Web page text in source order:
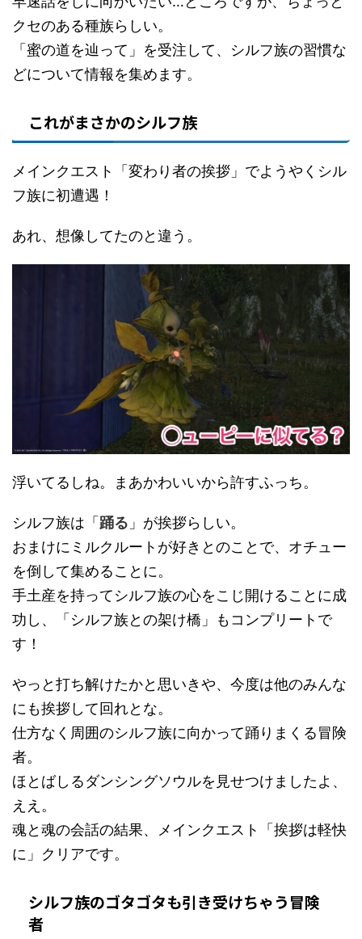
クセのある種族らしい。
「蜜の道を辿って」を受注して、シルフ族の習慣な
どについて情報を集めます。
これがまさかのシルフ族
メインクエスト「変わり者の挨拶」でようやくシル
フ族に初遭遇！
あれ、想像してたのと違う。
浮いてるしね。まあかわいいから許すふっち。
シルフ族は「 踊る 」が挨拶らしい。
おまけにミルクルートが好きとのことで、オチュー
を倒して集めることに。
手土産を持ってシルフ族の心をこじ開けることに成
功し、「シルフ族との架け橋」もコンプリートで
す！
やっと打ち解けたかと思いきや、今度は他のみんな
にも挨拶して回れとな。
仕方なく周囲のシルフ族に向かって踊りまくる冒険
者。
ほとばしるダンシングソウルを見せつけましたよ、
ええ。
魂と魂の会話の結果、メインクエスト「挨拶は軽快
に」クリアです。
シルフ族のゴタゴタも引き受けちゃう冒険
者